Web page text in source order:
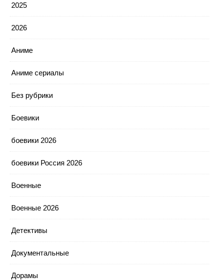
2025
2026
Аниме
Аниме сериалы
Без рубрики
Боевики
боевики 2026
боевики Россия 2026
Военные
Военные 2026
Детективы
Документальные
Дорамы